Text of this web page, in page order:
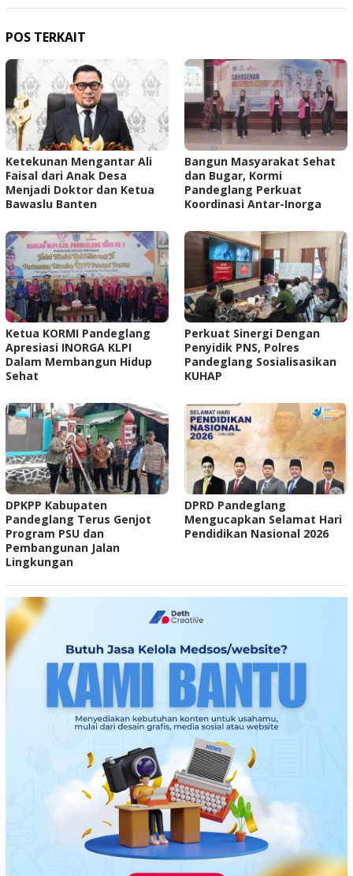
POS TERKAIT
Ketekunan Mengantar Ali
Faisal dari Anak Desa
Menjadi Doktor dan Ketua
Bawaslu Banten
Bangun Masyarakat Sehat
dan Bugar, Kormi
Pandeglang Perkuat
Koordinasi Antar-Inorga
Ketua KORMI Pandeglang
Apresiasi INORGA KLPI
Dalam Membangun Hidup
Sehat
Perkuat Sinergi Dengan
Penyidik PNS, Polres
Pandeglang Sosialisasikan
KUHAP
DPKPP Kabupaten
Pandeglang Terus Genjot
Program PSU dan
Pembangunan Jalan
Lingkungan
DPRD Pandeglang
Mengucapkan Selamat Hari
Pendidikan Nasional 2026